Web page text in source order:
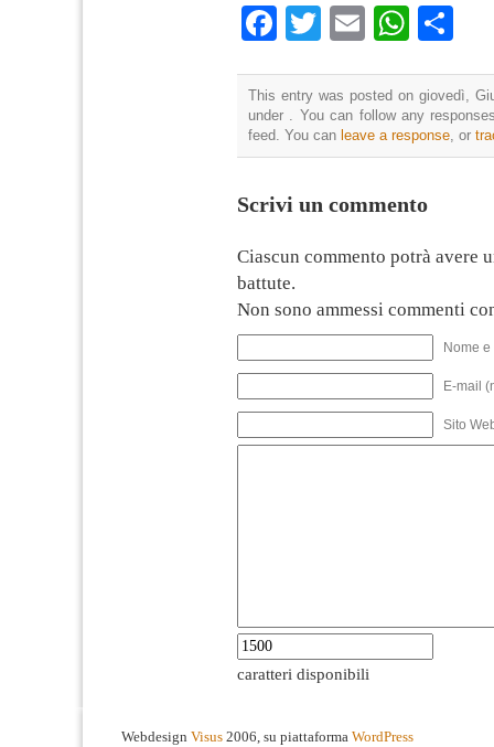
Facebook
TwitterEmail
This entry was posted on giovedì,
under . You can follow any
feed. You can leave a response, or
Scrivi un commento
Ciascun commento potrà avere
battute.
Non sono ammessi commenti
Nome
E-mail
Sito
caratteri disponibili
Webdesign Visus 2006, su piattaforma WordPress